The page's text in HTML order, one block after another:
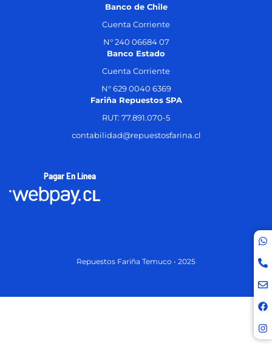
Banco de Chile
Cuenta Corriente
N° 240 06684 07
Banco Estado
Cuenta Corriente
N° 629 0040 6369
Fariña Repuestos SPA
RUT: 77.891.070-5
contabilidad@repuestosfarina.cl
Pagar En Línea
Repuestos Fariña Temuco • 2025